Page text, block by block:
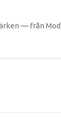
— från